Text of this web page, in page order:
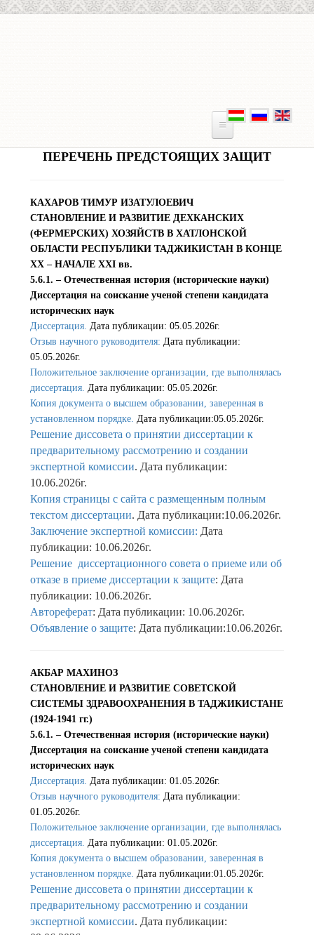
ПЕРЕЧЕНЬ ПРЕДСТОЯЩИХ ЗАЩИТ
КАХАРОВ ТИМУР ИЗАТУЛОЕВИЧ
СТАНОВЛЕНИЕ И РАЗВИТИЕ ДЕХКАНСКИХ
(ФЕРМЕРСКИХ) ХОЗЯЙСТВ В ХАТЛОНСКОЙ
ОБЛАСТИ РЕСПУБЛИКИ ТАДЖИКИСТАН В КОНЦЕ
XX – НАЧАЛЕ XXI вв.
5.6.1. – Отечественная история (исторические науки)
Диссертация на соискание ученой степени кандидата
исторических наук
Диссертация.Дата публикации: 05.05.2026г.
Отзыв научного руководителя: Дата публикации:
05.05.2026г.
Положительное заключение организации, где выполнялась
диссертация. Дата публикации: 05.05.2026г.
Копия документа о высшем образовании, заверенная в
установленном порядке. Дата публикации:05.05.2026г.
Решение диссовета о принятии диссертации к
предварительному рассмотрению и создании
экспертной комиссии. Дата публикации:
10.06.2026г.
Копия страницы с сайта с размещенным полным
текстом диссертации. Дата публикации:10.06.2026г.
Заключение экспертной комиссии: Дата
публикации: 10.06.2026г.
Решение диссертационного совета о приеме или об
отказе в приеме диссертации к защите: Дата
публикации: 10.06.2026г.
Автореферат: Дата публикации: 10.06.2026г.
Объявление о защите: Дата публикации:10.06.2026г.
АКБАР МАХИНОЗ
СТАНОВЛЕНИЕ И РАЗВИТИЕ СОВЕТСКОЙ
СИСТЕМЫ ЗДРАВООХРАНЕНИЯ В ТАДЖИКИСТАНЕ
(1924-1941 гг.)
5.6.1. – Отечественная история (исторические науки)
Диссертация на соискание ученой степени кандидата
исторических наук
Диссертация.Дата публикации: 01.05.2026г.
Отзыв научного руководителя: Дата публикации:
01.05.2026г.
Положительное заключение организации, где выполнялась
диссертация. Дата публикации: 01.05.2026г.
Копия документа о высшем образовании, заверенная в
установленном порядке. Дата публикации:01.05.2026г.
Решение диссовета о принятии диссертации к
предварительному рассмотрению и создании
экспертной комиссии. Дата публикации: